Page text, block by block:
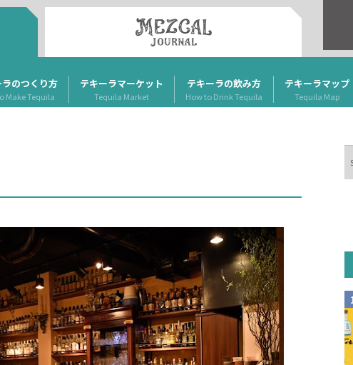
のつくり方
Make Tequila
テキーラマーケット
Tequila Market
テキーラの飲み方
How to Drink Tequila
テキーラマップ
Tequila Map
索